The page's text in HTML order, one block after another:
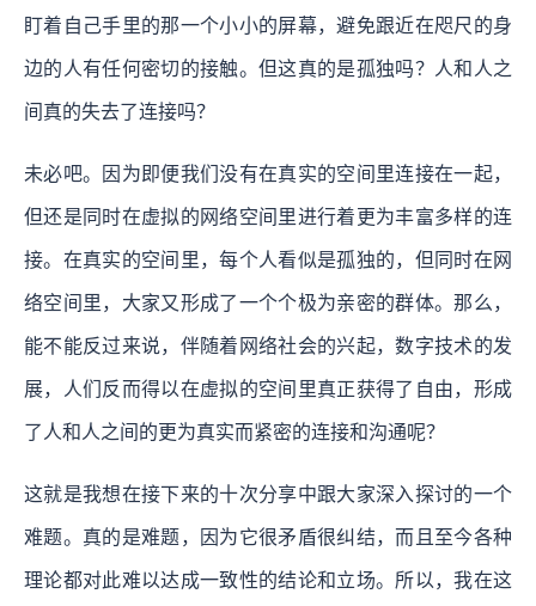
盯着自己手里的那一个小小的屏幕，避免跟近在咫尺的身
边的人有任何密切的接触。但这真的是孤独吗？人和人之
间真的失去了连接吗？
未必吧。因为即便我们没有在真实的空间里连接在一起，
但还是同时在虚拟的网络空间里进行着更为丰富多样的连
接。在真实的空间里，每个人看似是孤独的，但同时在网
络空间里，大家又形成了一个个极为亲密的群体。那么，
能不能反过来说，伴随着网络社会的兴起，数字技术的发
展，人们反而得以在虚拟的空间里真正获得了自由，形成
了人和人之间的更为真实而紧密的连接和沟通呢？
这就是我想在接下来的十次分享中跟大家深入探讨的一个
难题。真的是难题，因为它很矛盾很纠结，而且至今各种
理论都对此难以达成一致性的结论和立场。所以，我在这